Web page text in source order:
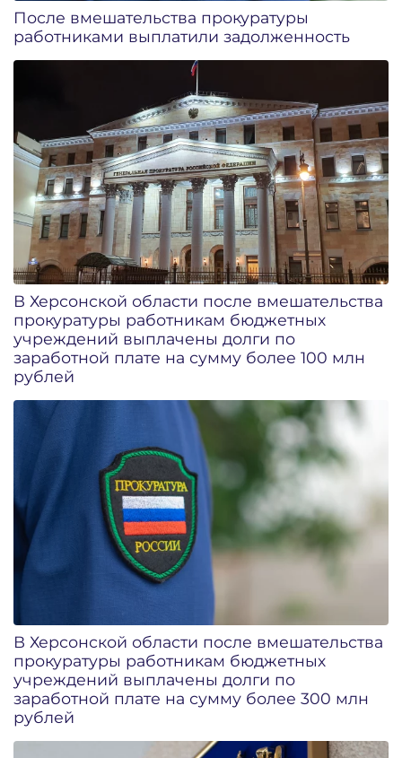
После вмешательства прокуратуры
работниками выплатили задолженность
В Херсонской области после вмешательства
прокуратуры работникам бюджетных
учреждений выплачены долги по
заработной плате на сумму более 100 млн
рублей
В Херсонской области после вмешательства
прокуратуры работникам бюджетных
учреждений выплачены долги по
заработной плате на сумму более 300 млн
рублей